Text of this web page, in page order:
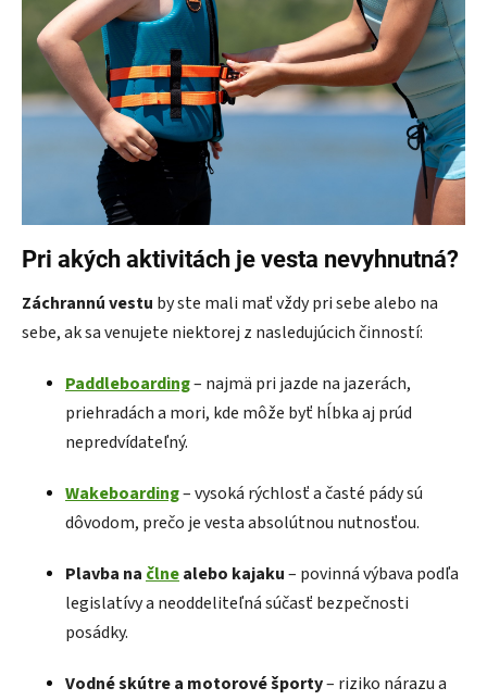
Pri akých aktivitách je vesta nevyhnutná?
Záchrannú vestu by ste mali mať vždy pri sebe alebo na
sebe, ak sa venujete niektorej z nasledujúcich činností:
Paddleboarding– najmä pri jazde na jazerách,
priehradách a mori, kde môže byť hĺbka aj prúd
nepredvídateľný.
Wakeboarding– vysoká rýchlosť a časté pády sú
dôvodom, prečo je vesta absolútnou nutnosťou.
Plavba na člnealebo kajaku– povinná výbava podľa
legislatívy a neoddeliteľná súčasť bezpečnosti
posádky.
Vodné skútre a motorové športy– riziko nárazu a